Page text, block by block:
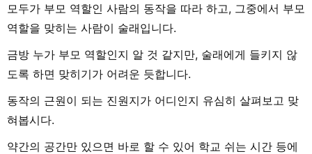
모두가 부모 역할인 사람의 동작을 따라 하고, 그중에서 부모
역할을 맞히는 사람이 술래입니다.
금방 누가 부모 역할인지 알 것 같지만, 술래에게 들키지 않
도록 하면 맞히기가 어려운 듯합니다.
동작의 근원이 되는 진원지가 어디인지 유심히 살펴보고 맞
혀봅시다.
약간의 공간만 있으면 바로 할 수 있어 학교 쉬는 시간 등에